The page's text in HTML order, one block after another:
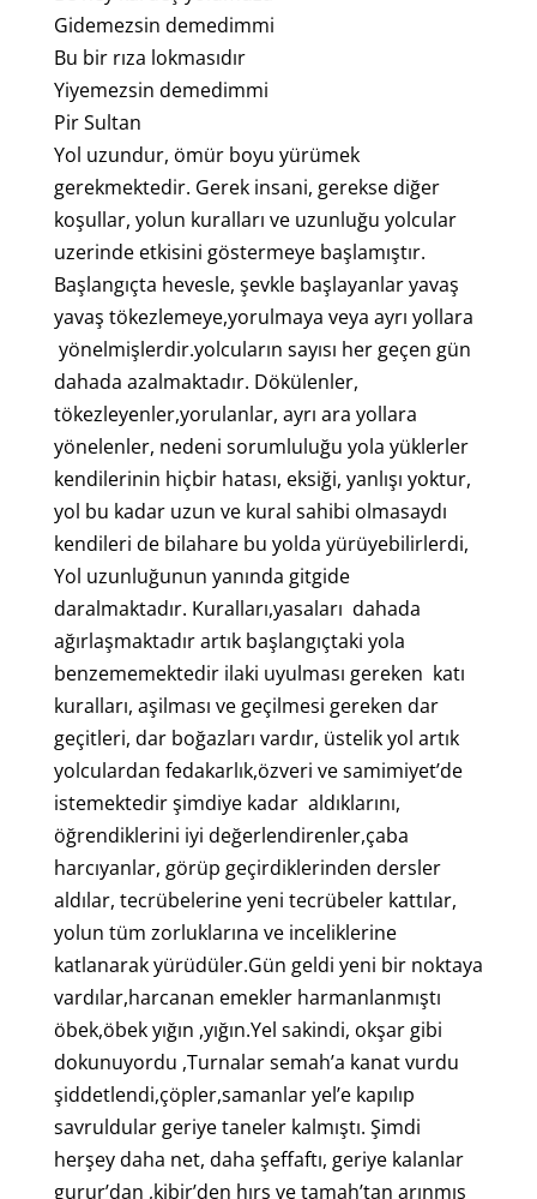
Gidemezsin demedimmi
Bu bir rıza lokmasıdır
Yiyemezsin demedimmi
Pir Sultan
Yol uzundur, ömür boyu yürümek
gerekmektedir. Gerek insani, gerekse diğer
koşullar, yolun kuralları ve uzunluğu yolcular
uzerinde etkisini göstermeye başlamıştır.
Başlangıçta hevesle, şevkle başlayanlar yavaş
yavaş tökezlemeye,yorulmaya veya ayrı yollara
yönelmişlerdir.yolcuların sayısı her geçen gün
dahada azalmaktadır. Dökülenler,
tökezleyenler,yorulanlar, ayrı ara yollara
yönelenler, nedeni sorumluluğu yola yüklerler
kendilerinin hiçbir hatası, eksiği, yanlışı yoktur,
yol bu kadar uzun ve kural sahibi olmasaydı
kendileri de bilahare bu yolda yürüyebilirlerdi,
Yol uzunluğunun yanında gitgide
daralmaktadır. Kuralları,yasaları dahada
ağırlaşmaktadır artık başlangıçtaki yola
benzememektedir ilaki uyulması gereken katı
kuralları, aşilması ve geçilmesi gereken dar
geçitleri, dar boğazları vardır, üstelik yol artık
yolculardan fedakarlık,özveri ve samimiyet’de
istemektedir şimdiye kadar aldıklarını,
öğrendiklerini iyi değerlendirenler,çaba
harcıyanlar, görüp geçirdiklerinden dersler
aldılar, tecrübelerine yeni tecrübeler kattılar,
yolun tüm zorluklarına ve inceliklerine
katlanarak yürüdüler.Gün geldi yeni bir noktaya
vardılar,harcanan emekler harmanlanmıştı
öbek,öbek yığın ,yığın.Yel sakindi, okşar gibi
dokunuyordu ,Turnalar semah’a kanat vurdu
şiddetlendi,çöpler,samanlar yel’e kapılıp
savruldular geriye taneler kalmıştı. Şimdi
herşey daha net, daha şeffaftı, geriye kalanlar
gurur’dan ,kibir’den hırs ve tamah’tan arınmış